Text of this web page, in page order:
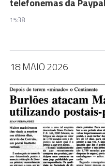
15:38
18 MAIO 2026